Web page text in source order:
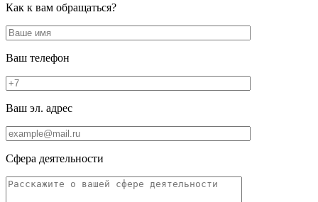
Как к вам обращаться?
Ваш телефон
Ваш эл. адрес
Сфера деятельности